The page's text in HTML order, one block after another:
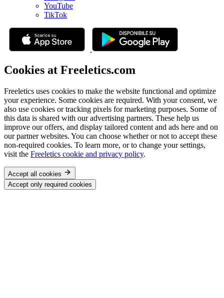
YouTube
TikTok
Cookies at Freeletics.com
Freeletics uses cookies to make the website functional and optimize
your experience. Some cookies are required. With your consent, we
also use cookies or tracking pixels for marketing purposes. Some of
this data is shared with our advertising partners. These help us
improve our offers, and display tailored content and ads here and on
our partner websites. You can choose whether or not to accept these
non-required cookies. To learn more, or to change your settings,
visit the Freeletics cookie and privacy policy.
Accept all cookies
Accept only required cookies